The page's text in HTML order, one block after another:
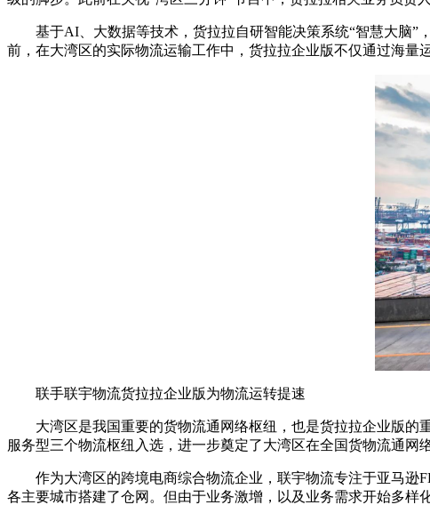
基于AI、大数据等技术，货拉拉自研智能决策系统“智慧大脑”
前，在大湾区的实际物流运输工作中，货拉拉企业版不仅通过海量
联手联宇物流货拉拉企业版为物流运转提速
大湾区是我国重要的货物流通网络枢纽，也是货拉拉企业版
服务型三个物流枢纽入选，进一步奠定了大湾区在全国货物流通网
作为大湾区的跨境电商综合物流企业，联宇物流专注于亚马
各主要城市搭建了仓网。但由于业务激增，以及业务需求开始多